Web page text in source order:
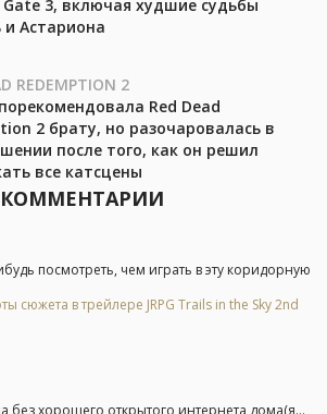
Gate 3, включая худшие судьбы
и Астариона
REDEMPTION 2
Red Dead
2 брату, но разочаровалась в
после того, как он решил
все катсцены
посмотреть, чем играть в эту коридорную
сюжета в трейлере JRPG Trails in the Sky 2nd